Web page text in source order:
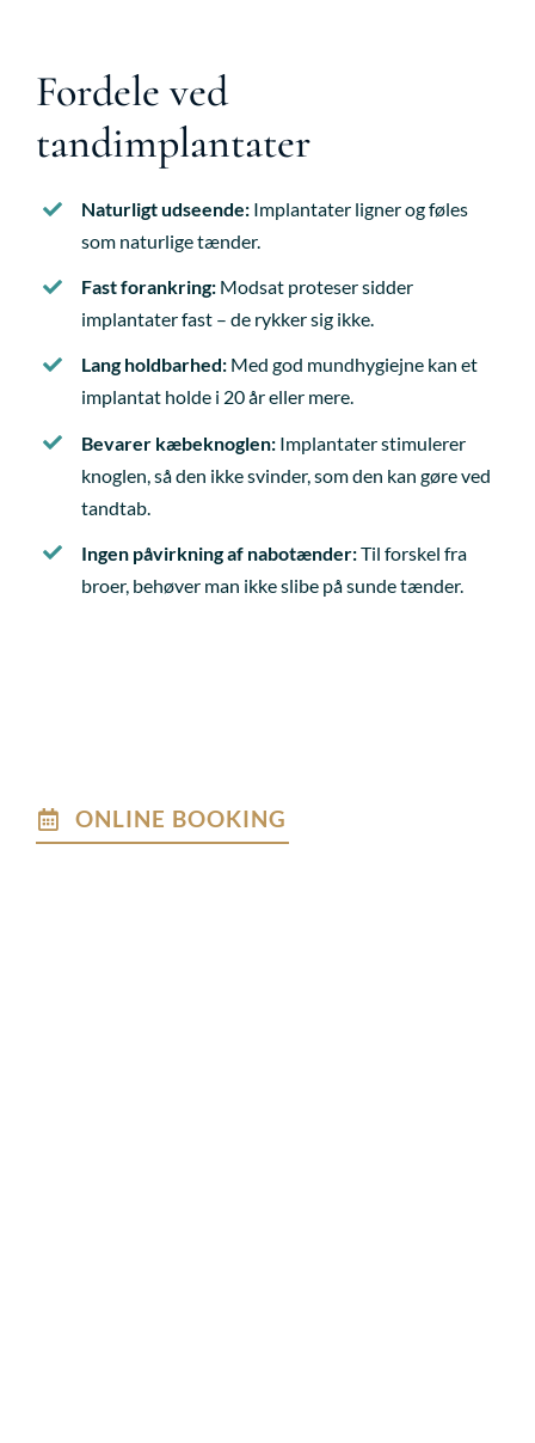
Fordele ved
tandimplantater
Naturligt udseende: Implantater ligner og føles
som naturlige tænder.
Fast forankring: Modsat proteser sidder
implantater fast – de rykker sig ikke.
Lang holdbarhed: Med god mundhygiejne kan et
implantat holde i 20 år eller mere.
Bevarer kæbeknoglen: Implantater stimulerer
knoglen, så den ikke svinder, som den kan gøre ved
tandtab.
Ingen påvirkning af nabotænder:Til forskel fra
broer, behøver man ikke slibe på sunde tænder.
ONLINE BOOKING